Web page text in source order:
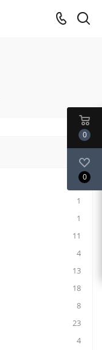
12
1
1
11
4
13
18
8
23
4
0
0